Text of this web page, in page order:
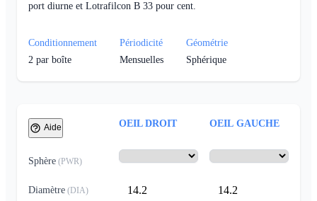
port diurne et Lotrafilcon B 33 pour cent.
Conditionnement
2 par boîte
Périodicité
Mensuelles
Géométrie
Sphérique
Aide OEIL DROIT OEIL GAUCHE
Sphère (PWR)
Diamètre (DIA) 14.2 14.2